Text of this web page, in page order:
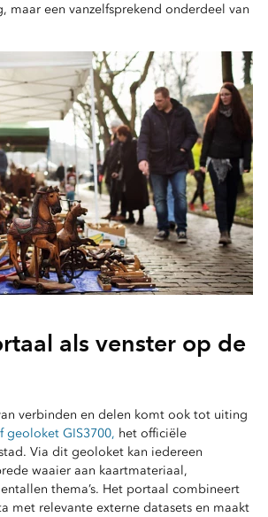
maar een vanzelfsprekend onderdeel van
als venster op de
verbinden en delen komt ook tot uiting
geoloket GIS3700, het officiële
Via dit geoloket kan iedereen
waaier aan kaartmateriaal,
thema’s. Het portaal combineert
met relevante externe datasets en maakt